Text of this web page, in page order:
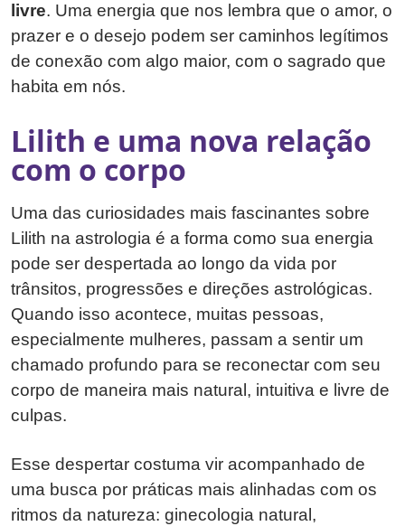
livre. Uma energia que nos lembra que o amor, o
prazer e o desejo podem ser caminhos legítimos
de conexão com algo maior, com o sagrado que
habita em nós.
Lilith e uma nova relação
com o corpo
Uma das curiosidades mais fascinantes sobre
Lilith na astrologia é a forma como sua energia
pode ser despertada ao longo da vida por
trânsitos, progressões e direções astrológicas.
Quando isso acontece, muitas pessoas,
especialmente mulheres, passam a sentir um
chamado profundo para se reconectar com seu
corpo de maneira mais natural, intuitiva e livre de
culpas.
Esse despertar costuma vir acompanhado de
uma busca por práticas mais alinhadas com os
ritmos da natureza: ginecologia natural,